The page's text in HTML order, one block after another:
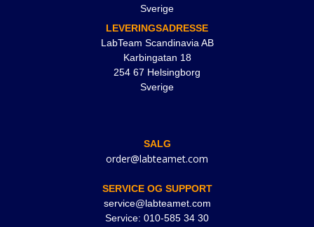
Sverige
LEVERINGSADRESSE
LabTeam Scandinavia AB
Karbingatan 18
254 67 Helsingborg
Sverige
SALG
order@labteamet.com
SERVICE OG SUPPORT
service@labteamet.com
Service: 010-585 34 30